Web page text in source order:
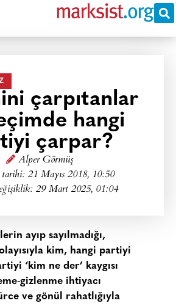
çarpıtanlar
hangi
çarpar?
Alper Görmüş
tarihi: 21 Mayıs 2018, 10:50
29 Mart 2025, 01:04
ayıp sayılmadığı,
kim, hangi partiyi
‘kim ne der’ kaygısı
gizlenme ihtiyacı
ve gönül rahatlığıyla